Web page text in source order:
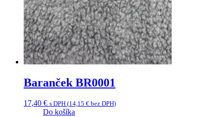
Baranček BR0001
17,40 € s DPH (14,15 € bez DPH)
Do košíka